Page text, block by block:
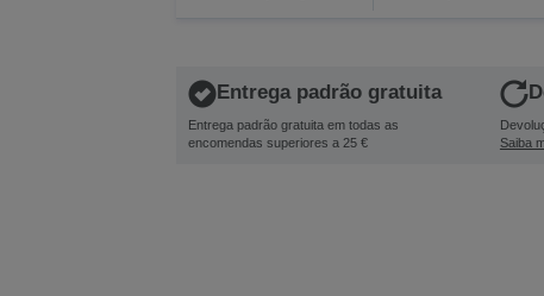
Entrega padrão gratuita
Entrega padrão gratuita em todas as
encomendas superiores a 25 €
Saiba